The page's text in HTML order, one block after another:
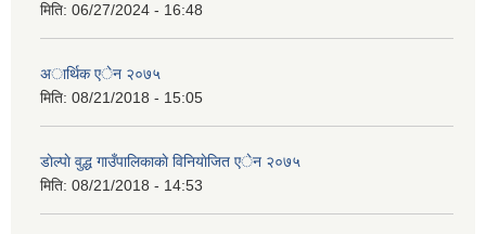
मिति: 06/27/2024 - 16:48
अार्थिक एेन २०७५
मिति: 08/21/2018 - 15:05
डाेल्पाे वुद्ध गाउँपालिकाकाे विनियाेजित एेन २०७५
मिति: 08/21/2018 - 14:53